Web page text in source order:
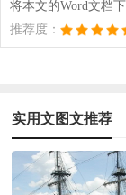
将本文的Word文档
推荐度：
实用文图文推荐